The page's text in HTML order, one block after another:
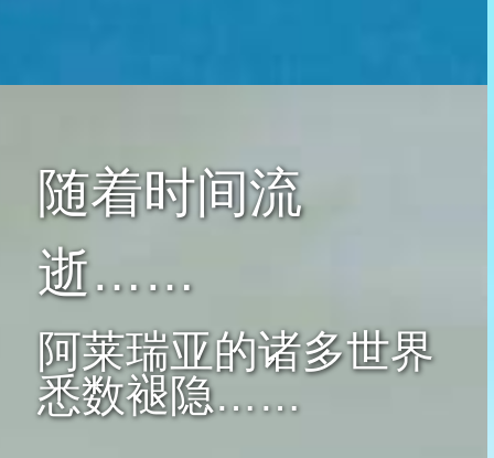
随着时间流
逝……
阿莱瑞亚的诸多世界
悉数褪隐……